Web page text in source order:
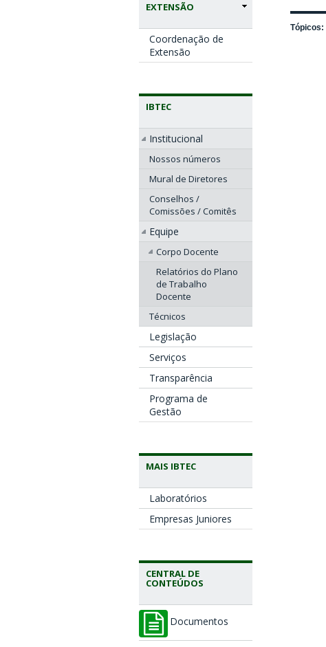
EXTENSÃO
Coordenação de
Extensão
IBTEC
Institucional
Nossos números
Mural de Diretores
Conselhos /
Comissões / Comitês
Equipe
Corpo Docente
Relatórios do Plano
de Trabalho
Docente
Técnicos
Legislação
Serviços
Transparência
Programa de
Gestão
MAIS IBTEC
Laboratórios
Empresas Juniores
CENTRAL DE
CONTEÚDOS
Documentos
Tópicos: